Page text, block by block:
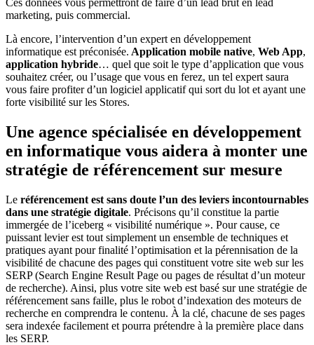
marketing, puis commercial.
Là encore, l’intervention d’un expert en développement
informatique est préconisée. Application mobile native, Web App,
application hybride… quel que soit le type d’application que vous
souhaitez créer, ou l’usage que vous en ferez, un tel expert saura
vous faire profiter d’un logiciel applicatif qui sort du lot et ayant une
forte visibilité sur les Stores.
Une agence spécialisée en développement
en informatique vous aidera à monter une
stratégie de référencement sur mesure
Le référencement est sans doute l’un des leviers incontournables
dans une stratégie digitale. Précisons qu’il constitue la partie
immergée de l’iceberg « visibilité numérique ». Pour cause, ce
puissant levier est tout simplement un ensemble de techniques et
pratiques ayant pour finalité l’optimisation et la pérennisation de la
visibilité de chacune des pages qui constituent votre site web sur les
SERP (Search Engine Result Page ou pages de résultat d’un moteur
de recherche). Ainsi, plus votre site web est basé sur une stratégie de
référencement sans faille, plus le robot d’indexation des moteurs de
recherche en comprendra le contenu. À la clé, chacune de ses pages
sera indexée facilement et pourra prétendre à la première place dans
les SERP.